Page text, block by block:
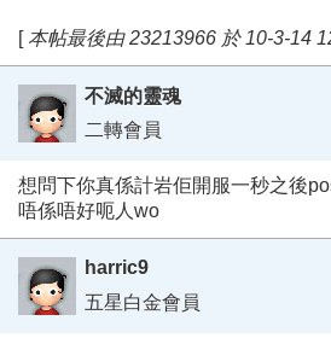
[本帖最後由 23213966 於 10-3-14
不滅的靈魂
二轉會員
想問下你真係計岩佢開服一秒之後
唔係唔好呃人wo
harric9
五星白金會員